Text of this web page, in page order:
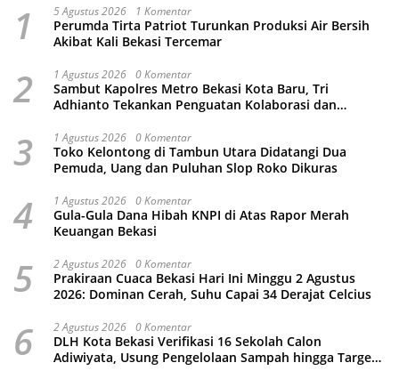
1 5 Agustus 2026 1 Komentar
Perumda Tirta Patriot Turunkan Produksi Air Bersih
Akibat Kali Bekasi Tercemar
2 1 Agustus 2026 0 Komentar
Sambut Kapolres Metro Bekasi Kota Baru, Tri
Adhianto Tekankan Penguatan Kolaborasi dan
3 1 Agustus 2026 0 Komentar
Toko Kelontong di Tambun Utara Didatangi Dua
Pemuda, Uang dan Puluhan Slop Roko Dikuras
4 1 Agustus 2026 0 Komentar
Gula-Gula Dana Hibah KNPI di Atas Rapor Merah
Keuangan Bekasi
5 2 Agustus 2026 0 Komentar
Prakiraan Cuaca Bekasi Hari Ini Minggu 2 Agustus
2026: Dominan Cerah, Suhu Capai 34 Derajat Celcius
6 2 Agustus 2026 0 Komentar
DLH Kota Bekasi Verifikasi 16 Sekolah Calon
Adiwiyata, Usung Pengelolaan Sampah hingga Target